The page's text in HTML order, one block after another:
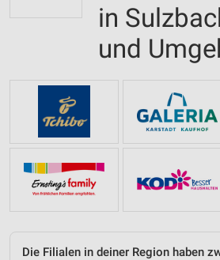
in
und
Die Filialen in deiner Region haben